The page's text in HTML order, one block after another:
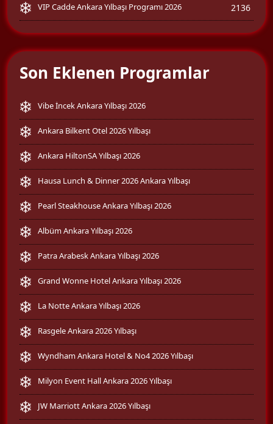
VIP Cadde Ankara Yılbaşı Programı 2026 2136
Son Eklenen Programlar
Vibe İncek Ankara Yılbaşı 2026
Ankara Bilkent Otel 2026 Yılbaşı
Ankara HiltonSA Yılbaşı 2026
Hausa Lunch & Dinner 2026 Ankara Yılbaşı
Pearl Steakhouse Ankara Yılbaşı 2026
Albüm Ankara Yılbaşı 2026
Patra Arabesk Ankara Yılbaşı 2026
Grand Wonne Hotel Ankara Yılbaşı 2026
La Notte Ankara Yılbaşı 2026
Rasgele Ankara 2026 Yılbaşı
Wyndham Ankara Hotel & No4 2026 Yılbaşı
Milyon Event Hall Ankara 2026 Yılbaşı
JW Marriott Ankara 2026 Yılbaşı